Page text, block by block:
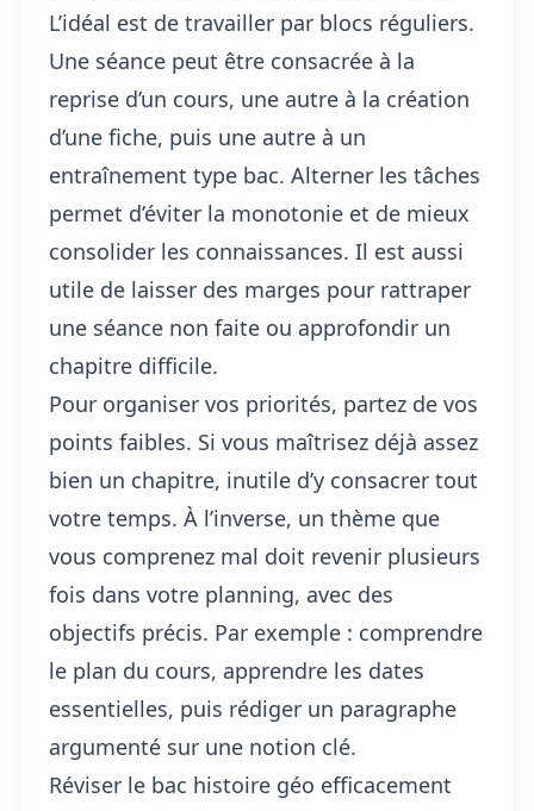
L’idéal est de travailler par blocs réguliers.
Une séance peut être consacrée à la
reprise d’un cours, une autre à la création
d’une fiche, puis une autre à un
entraînement type bac. Alterner les tâches
permet d’éviter la monotonie et de mieux
consolider les connaissances. Il est aussi
utile de laisser des marges pour rattraper
une séance non faite ou approfondir un
chapitre difficile.
Pour organiser vos priorités, partez de vos
points faibles. Si vous maîtrisez déjà assez
bien un chapitre, inutile d’y consacrer tout
votre temps. À l’inverse, un thème que
vous comprenez mal doit revenir plusieurs
fois dans votre planning, avec des
objectifs précis. Par exemple : comprendre
le plan du cours, apprendre les dates
essentielles, puis rédiger un paragraphe
argumenté sur une notion clé.
Réviser le bac histoire géo efficacement